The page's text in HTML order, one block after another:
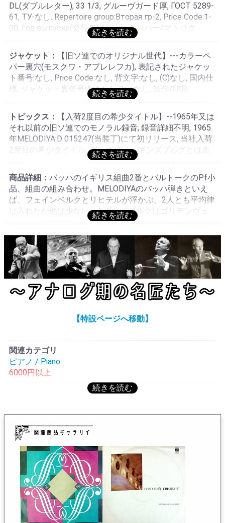
DL(ダブルレター), 33 1/3, グルーヴガード厚, ГОСТ 5289-
61, TУ-なし, Repertoire group:Вторая гр-2, Price Code:1-
00, Год выпуска(発行年):なし, スタンパー/マトリク
ス:33Д 015247 2-1/33Д 015248 2-1 (ラウンド小文字ス
タンパー・MELODIYA通常タイプ), 露/英語表記・国内/輸
出共用仕様, 1960年代のスタンパーによる1965年頃製造
分, プレ・メロディアレーベル存在せず, ГОСТ 5289-61で
最初, 最古レーベル・最厚プレス世代である, 更に古いマ
トリクス存在するか不明, ステレオ存在せず, RIAAカーヴ
である, MELODIYA音源のMELODIYA製作プレス, モスク
ワ・アプレレフカ「Aprelevsky」アプリラフスキー工場
製作, original generation
ジャケット：
【旧ソ連でのオリジナル世代】---カラーペ
パー裏穴(モスクワ・アプレレフカ), 表記されたジャケッ
ト番号:なし, Price Code:なし, 背文字:なし, (C)なし, 国内仕
様, ジャケット裏年号:Apt.なし Зак.なし, 製作/印刷
Апрелевский Завод Грампластинок, オリジナル世代,
original generation
トピックス：
【入荷2度目の希少タイトル】--1965年又は
それ以前の旧ソ連でのモノラル録音, 録音詳細不明, 1965
年MELODIYA:D 015247(当装丁)にて初リリース, 当社入荷
2度目の希少タイトル, グレゴリー・ギンズブルグとは血
縁のない別人, シャフランなどの伴奏が多いピアニストだ
がソロもありこれが最初のソロ録音
商品詳細： バッハのイギリス組曲2番とバルトークのPf小
品、組曲の組み合わせ。MELODIYAのバッハ弾きといえ
ば、フェインベルクとリヒテルが浮かぶ。2人とも平均律
は入れたが他は少ない。A.ギンスブルクはゴリデンヴェ
イゼルといった名だたる巨匠達と同時期のピアニストだ
が、教授として名を上げ、録音は多くない。多少学究的
な演奏に感じるが、音楽は流麗で淀みなく、一つの川の
流れのように感じられる。この時期にあっては明晰な演
奏と言えるが、古風な色は残ったままだ。アントン・ギ
ンズブルグ( 1930 - 2002)はモスクワ生まれ。中央音楽学
校を経てモスクワ音楽院でゲンリフ・ネイガウスに師事
する。1957年のプラハの春国際音楽コンクールで第1位
ミツェル、ダニール・シャフランらと共演した。特にシ
ンズブルグとは血縁はない。伴奏録音が多いA.ギンスブ
ルクだが勿論ソロ録音も数点あり、これが最初のソロLP
である。ロシアではグレゴリー・ギンズブルグの方が有
名なので佐藤氏の「ロシアピアニズム」には登場してい
ない。古典的正統派のスタイルで遊びのない堅実なタイ
手な方にも受け入れられる穏やかな演奏。
ギンズブルグの在庫一覧へ
【特設ページへ移動】
関連カテゴリ
ピアノ / Piano
6000円以上